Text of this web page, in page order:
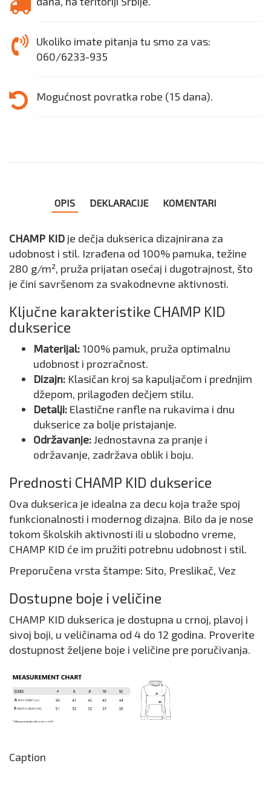
Ukoliko imate pitanja tu smo za vas:
060/6233-935
Mogućnost povratka robe (15 dana).
OPIS DEKLARACIJE KOMENTARI
CHAMP KID je dečja dukserica dizajnirana za
udobnost i stil. Izrađena od 100% pamuka, težine
280 g/m², pruža prijatan osećaj i dugotrajnost, što
je čini savršenom za svakodnevne aktivnosti.
Ključne karakteristike CHAMP KID
dukserice
Materijal: 100% pamuk, pruža optimalnu
udobnost i prozračnost.
Dizajn: Klasičan kroj sa kapuljačom i prednjim
džepom, prilagođen dečjem stilu.
Detalji: Elastične ranfle na rukavima i dnu
dukserice za bolje pristajanje.
Održavanje:Jednostavna za pranje i
održavanje, zadržava oblik i boju.
Prednosti CHAMP KID dukserice
Ova dukserica je idealna za decu koja traže spoj
funkcionalnosti i modernog dizajna. Bilo da je nose
tokom školskih aktivnosti ili u slobodno vreme,
CHAMP KID će im pružiti potrebnu udobnost i stil.
Preporučena vrsta štampe: Sito, Preslikač, Vez
Dostupne boje i veličine
CHAMP KID dukserica je dostupna u crnoj, plavoj i
sivoj boji, u veličinama od 4 do 12 godina. Proverite
dostupnost željene boje i veličine pre poručivanja.
Caption